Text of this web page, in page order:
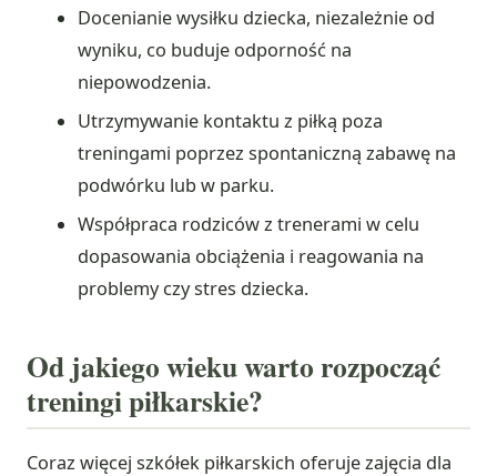
Docenianie wysiłku dziecka, niezależnie od
wyniku, co buduje odporność na
niepowodzenia.
Utrzymywanie kontaktu z piłką poza
treningami poprzez spontaniczną zabawę na
podwórku lub w parku.
Współpraca rodziców z trenerami w celu
dopasowania obciążenia i reagowania na
problemy czy stres dziecka.
Od jakiego wieku warto rozpocząć
treningi piłkarskie?
Coraz więcej szkółek piłkarskich oferuje zajęcia dla